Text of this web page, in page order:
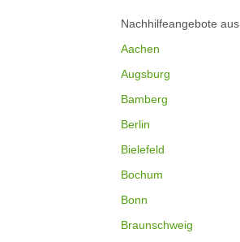
Nachhilfeangebote aus
Aachen
Augsburg
Bamberg
Berlin
Bielefeld
Bochum
Bonn
Braunschweig